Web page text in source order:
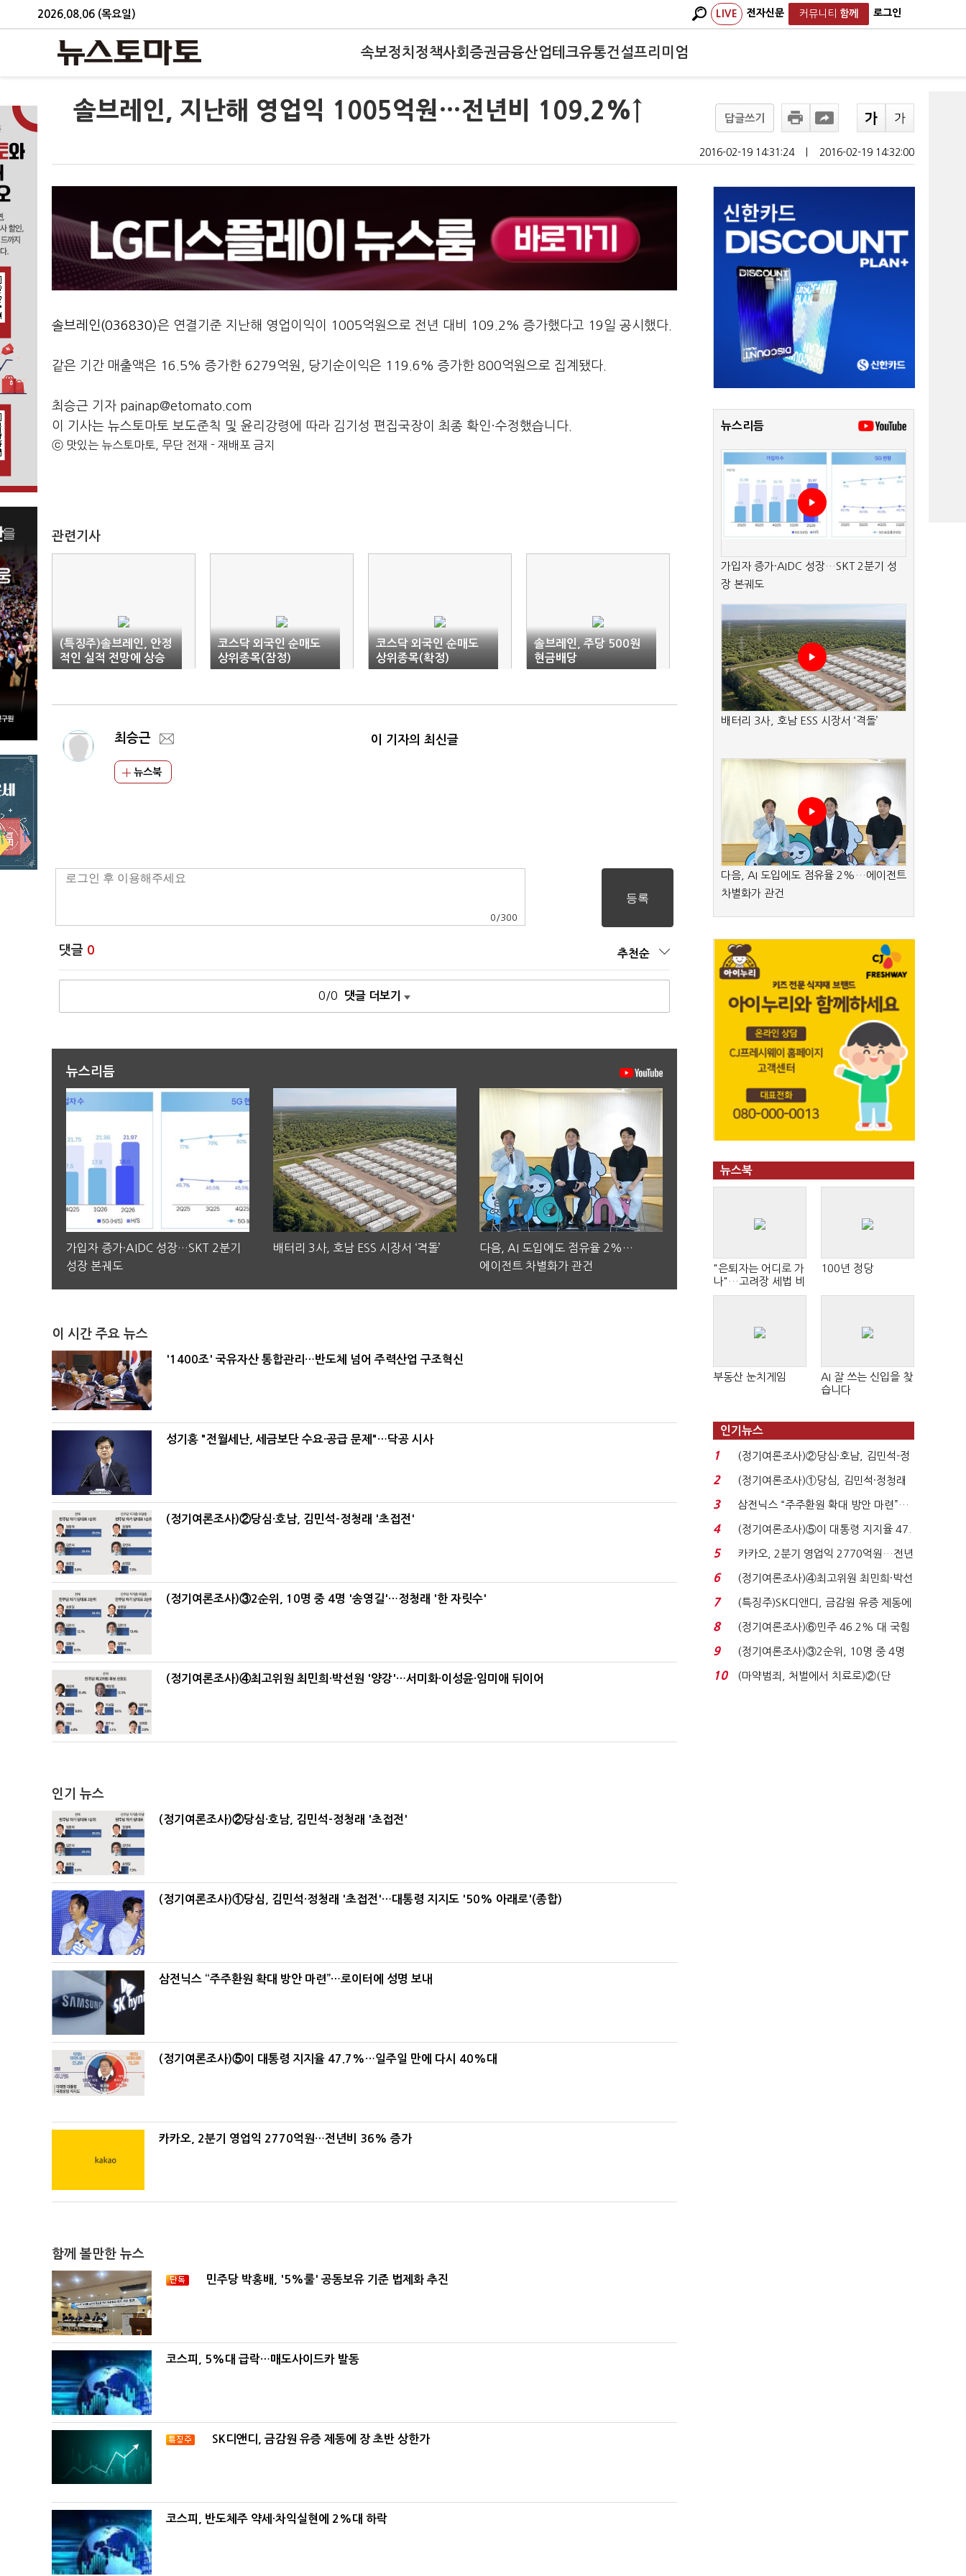
2026.08.06 (목요일) LIVE 전자신문 커뮤니티 함께 로그인
속보정치 정책사회 증권금융산업테크유통건설프리미엄
솔브레인, 지난해 영업익 1005억원…전년비 109.2%↑ 답글쓰기
2016-02-19 14:31:24 2016-02-19 14:32:00
솔브레인(036830)은 연결기준 지난해 영업이익이 1005억원으로 전년 대비 109.2% 증가했다고 19일 공시했다.
같은 기간 매출액은 16.5% 증가한 6279억원, 당기순이익은 119.6% 증가한 800억원으로 집계됐다.
최승근 기자 painap@etomato.com
이 기사는 뉴스토마토 보도준칙 및 윤리강령에 따라 김기성 편집국장이 최종 확인·수정했습니다.
ⓒ 맛있는 뉴스토마토, 무단 전재 - 재배포 금지
관련기사
(특징주)솔브레인, 안정
적인 실적 전망에 상승
코스닥 외국인 순매도
상위종목(잠정)
코스닥 외국인 순매도
상위종목(확정)
솔브레인, 주당 500원
현금배당
최승근
뉴스북
이 기자의 최신글
0 /300
댓글 0 추천순
0/0 댓글 더보기
뉴스리듬
가입자 증가·AIDC 성장…SKT 2분기
성장 본궤도
배터리 3사, 호남 ESS 시장서 ‘격돌’
다음, AI 도입에도 점유율 2%…
에이전트 차별화가 관건
이 시간 주요 뉴스
'1400조' 국유자산 통합관리…반도체 넘어 주력산업 구조혁신
성기홍 "전월세난, 세금보단 수요·공급 문제"…닥공 시사
(정기여론조사)②당심·호남, 김민석-정청래 '초접전'
(정기여론조사)③2순위, 10명 중 4명 '송영길'…정청래 '한 자릿수'
(정기여론조사)④최고위원 최민희·박선원 '양강'…서미화·이성윤·임미애 뒤이어
인기 뉴스
(정기여론조사)②당심·호남, 김민석-정청래 '초접전'
(정기여론조사)①당심, 김민석·정청래 '초접전'…대통령 지지도 '50% 아래로'(종합)
삼전닉스 “주주환원 확대 방안 마련”…로이터에 성명 보내
(정기여론조사)⑤이 대통령 지지율 47.7%…일주일 만에 다시 40%대
카카오, 2분기 영업익 2770억원…전년비 36% 증가
함께 볼만한 뉴스
민주당 박홍배, '5%룰' 공동보유 기준 법제화 추진
코스피, 5%대 급락…매도사이드카 발동
SK디앤디, 금감원 유증 제동에 장 초반 상한가
코스피, 반도체주 약세·차익실현에 2%대 하락
뉴스리듬
가입자 증가·AIDC 성장…SKT 2분기 성
장 본궤도
배터리 3사, 호남 ESS 시장서 ‘격돌’
다음, AI 도입에도 점유율 2%…에이전트
차별화가 관건
뉴스북
"은퇴자는 어디로 가
나"…고려장 세법 비
판 확산
100년 정당
부동산 눈치게임
AI 잘 쓰는 신입을 찾
습니다
인기뉴스
1
(정기여론조사)②당심·호남, 김민석-정
청래 '초접전'...
2
(정기여론조사)①당심, 김민석·정청래
'초접전'…대통령 ...
3
삼전닉스 “주주환원 확대 방안 마련”…
로이터에 성명...
4
(정기여론조사)⑤이 대통령 지지율 47.
7%…일주일 만에 ...
5
카카오, 2분기 영업익 2770억원…전년
비 36% 증가...
6
(정기여론조사)④최고위원 최민희·박선
원 '양강'…서미...
7
(특징주)SK디앤디, 금감원 유증 제동에
장 초반 상한가...
8
(정기여론조사)⑥민주 46.2% 대 국힘
31.0%…오차범위 밖 ...
9
(정기여론조사)③2순위, 10명 중 4명
'송영길'…정청래 '한 ...
10
(마약범죄, 처벌에서 치료로)②(단